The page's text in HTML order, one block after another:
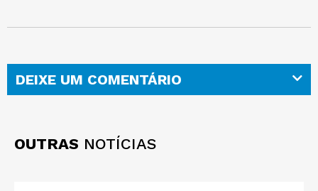
DEIXE UM COMENTÁRIO
OUTRAS NOTÍCIAS